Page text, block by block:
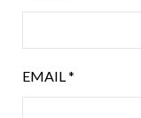
EMAIL*